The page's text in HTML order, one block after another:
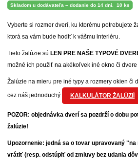
Skladom u dodávateľa – dodanie do 14 dní. 10 ks
Vyberte si rozmer dverí, ku ktorému potrebujete
ktorá sa vám bude hodiť k vášmu interiéru.
Tieto žalúzie sú LEN PRE NAŠE TYPOVÉ
možné ich použiť na akékoľvek iné okno či
Žalúzie na mieru pre iné typy a rozmery okien či
cez náš jednoduchý KALKULÁTOR ŽALÚZIÍ
POZOR: objednávka dverí sa pozdrží o dobu
žalúzie!
Upozornenie: jedná sa o tovar upravovaný "na
vrátiť (resp. odstúpiť od zmluvy bez udania